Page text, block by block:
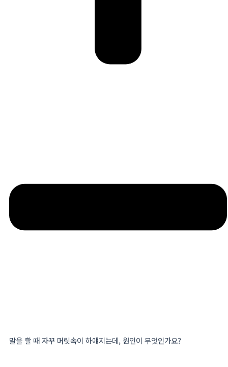
말을 할 때 자꾸 머릿속이 하얘지는데, 원인이 무엇인가요?